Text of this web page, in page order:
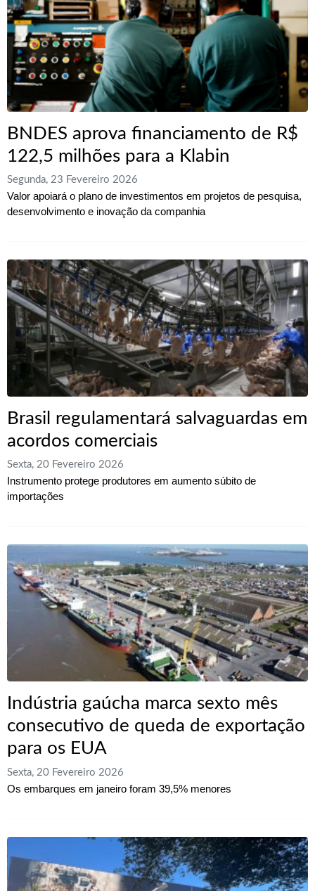
BNDES aprova financiamento de R$
122,5 milhões para a Klabin
Segunda, 23 Fevereiro 2026
Valor apoiará o plano de investimentos em projetos de pesquisa,
desenvolvimento e inovação da companhia
Brasil regulamentará salvaguardas em
acordos comerciais
Sexta, 20 Fevereiro 2026
Instrumento protege produtores em aumento súbito de
importações
Indústria gaúcha marca sexto mês
consecutivo de queda de exportação
para os EUA
Sexta, 20 Fevereiro 2026
Os embarques em janeiro foram 39,5% menores